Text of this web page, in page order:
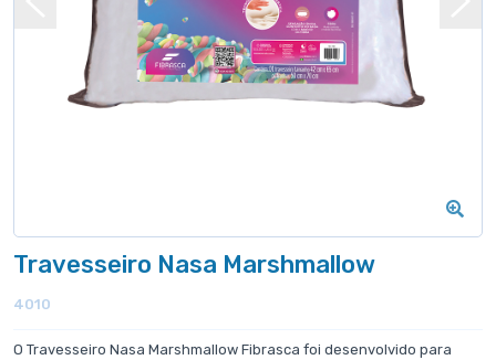
Travesseiro Nasa Marshmallow
4010
O Travesseiro Nasa Marshmallow Fibrasca foi desenvolvido para